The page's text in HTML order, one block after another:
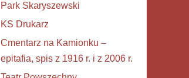
Park Skaryszewski
KS Drukarz
Cmentarz na Kamionku –
epitafia, spis z 1916 r. i z 2006 r.